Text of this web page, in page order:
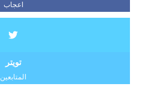
اعجاب
تويتر
المتابعين